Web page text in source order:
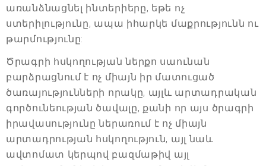
առանձնացնել ինտերիերը, եթե ոչ
ստերիլությունը, ապա իհարկե մաքրությունն ու
թարմությունը:
Ծրագրի հսկողության ներքո սաունան
բարձրացնում է ոչ միայն իր մատուցած
ծառայությունների որակը, այլև արտադրական
գործունեության ծավալը, քանի որ այս ծրագրի
իրավասությունը ներառում է ոչ միայն
արտադրության հսկողություն, այլ նաև
ավտոմատ կերպով բազմաթիվ այլ